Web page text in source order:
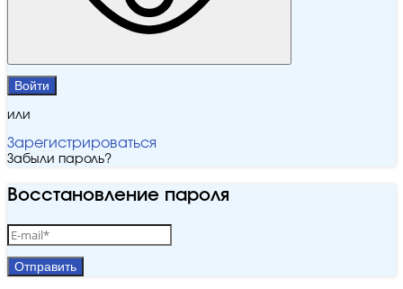
Войти
или
Зарегистрироваться
Забыли пароль?
Восстановление пароля
Отправить